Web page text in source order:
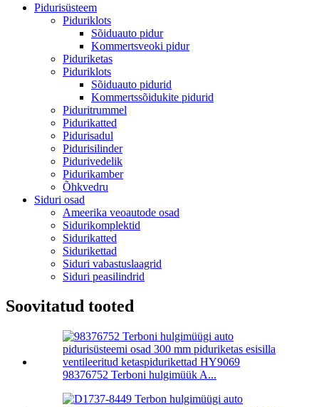
Pidurisüsteem
Piduriklots
Sõiduauto pidur
Kommertsveoki pidur
Piduriketas
Piduriklots
Sõiduauto pidurid
Kommertssõidukite pidurid
Piduritrummel
Pidurikatted
Pidurisadul
Pidurisilinder
Pidurivedelik
Pidurikamber
Õhkvedru
Siduri osad
Ameerika veoautode osad
Sidurikomplektid
Sidurikatted
Sidurikettad
Siduri vabastuslaagrid
Siduri peasilindrid
Soovitatud tooted
98376752 Terboni hulgimüük A...